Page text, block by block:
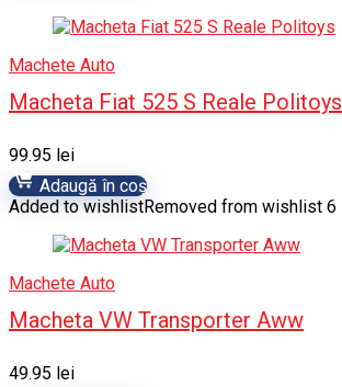
Machete Auto
Macheta Fiat 525 S Reale Politoys
99.95 lei
Adaugă în coș
Added to wishlistRemoved from wishlist 6
Machete Auto
Macheta VW Transporter Aww
49.95 lei